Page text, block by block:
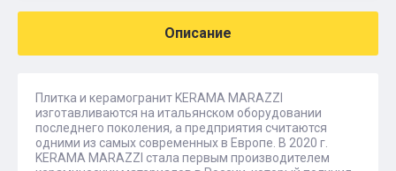
Описание
Плитка и керамогранит KERAMA MARAZZI
изготавливаются на итальянском оборудовании
последнего поколения, а предприятия считаются
одними из самых современных в Европе. В 2020 г.
KERAMA MARAZZI стала первым производителем